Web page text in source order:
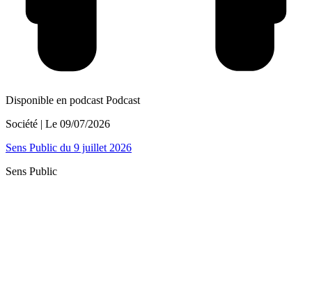
Disponible en podcast Podcast
Société | Le 09/07/2026
Sens Public du 9 juillet 2026
Sens Public